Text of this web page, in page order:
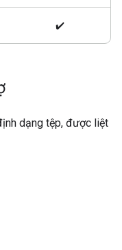
✔️
dạng tệp, được liệt